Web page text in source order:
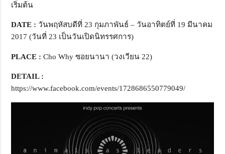
เริ่มต้น
DATE : วันพฤหัสบดีที่ 23 กุมภาพันธ์ – วันอาทิตย์ที่ 19 มีนาคม
2017 (วันที่ 23 เป็นวันเปิดนิทรรศการ)
PLACE : Cho Why ซอยนานา (วงเวียน 22)
DETAIL:
https://www.facebook.com/events/1728686550779049/